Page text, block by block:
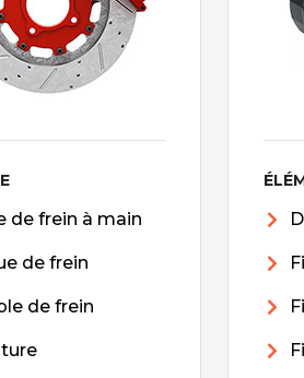
de frein à main
de frein
de frein